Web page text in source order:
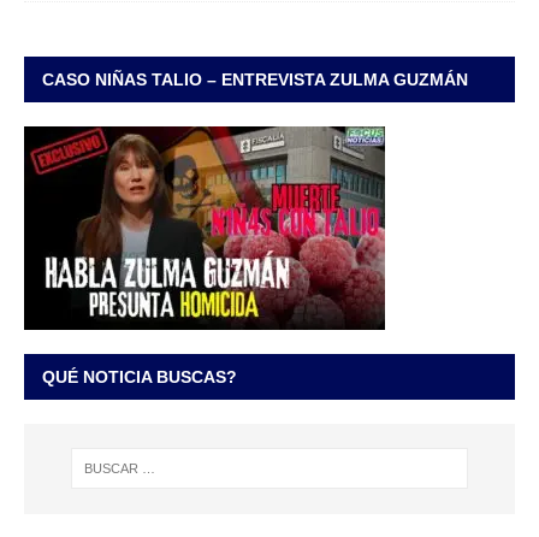
CASO NIÑAS TALIO – ENTREVISTA ZULMA GUZMÁN
QUÉ NOTICIA BUSCAS?